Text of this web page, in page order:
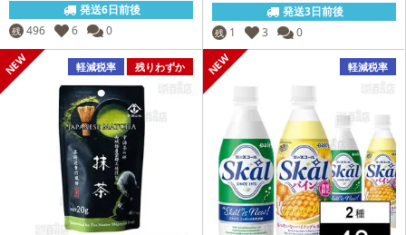
発送6日前後
残 496 6 0
発送3日前後
残 1 3 0
軽減税率 残りわずか 軽減税率